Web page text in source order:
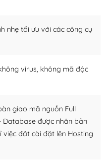
sàng hỗ trợ
các nhân viên và những
thể lên mạng và tìm
họ sẽ giúp bạn trả
sẵn sàng hỗ trợ bạn
nhẹ tối ưu với các công cụ
virus, không mã độc
giao mã nguồn Full
Database được nhân bản
đăt cài đặt lên Hosting